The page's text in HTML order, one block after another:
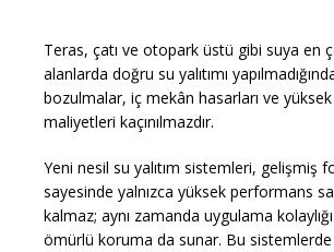
Teras, çatı ve otopark üstü gibi suya en
alanlarda doğru su yalıtımı
bozulmalar, iç mekân hasarları ve yüksek
maliyetleri kaçınılmazdır.
Yeni nesil su yalıtım sistemleri, gelişmiş
sayesinde yalnızca yüksek performans
kalmaz; aynı zamanda uygulama
ömürlü koruma da sunar. Bu